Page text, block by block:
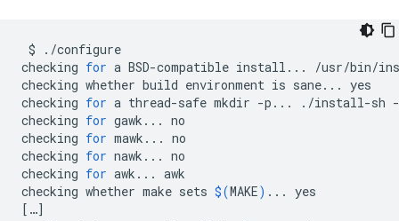
$
./configure
checking for a BSD-compatible install...
/usr/bin/
checking whether build environment is sane... yes
checking for a thread-safe mkdir -p... ./install-sh
checking for gawk... no
checking for mawk... no
checking for nawk... no
checking for awk... awk
checking whether make sets $(MAKE) ...
[ …]